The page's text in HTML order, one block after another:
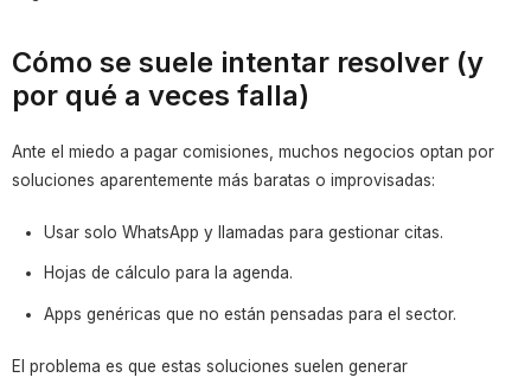
Cómo se suele intentar resolver (y
por qué a veces falla)
Ante el miedo a pagar comisiones, muchos negocios optan por
soluciones aparentemente más baratas o improvisadas:
Usar solo WhatsApp y llamadas para gestionar citas.
Hojas de cálculo para la agenda.
Apps genéricas que no están pensadas para el sector.
El problema es que estas soluciones suelen generar